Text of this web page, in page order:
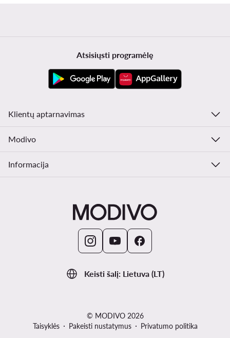
Keisti šalį: Lietuva (LT)
Atsisiųsti programėlę
Klientų aptarnavimas
Modivo
Informacija
© MODIVO 2026
Taisyklės
Pakeisti nustatymus Privatumo politika